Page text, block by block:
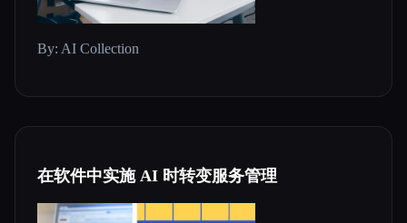
By: AI Collection
在软件中实施 AI 时转变服务管理